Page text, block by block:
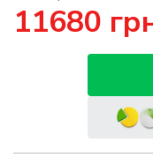
11680